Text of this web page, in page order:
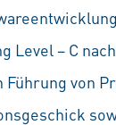
– C
von